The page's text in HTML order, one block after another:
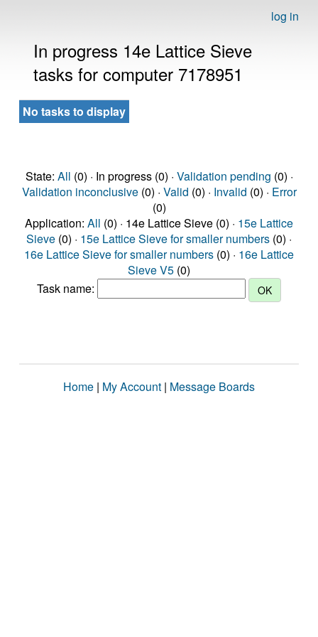
log in
In progress 14e Lattice Sieve
tasks for computer 7178951
No tasks to display
State: All (0) · In progress (0) · Validation pending (0) ·
Validation inconclusive(0) · Valid (0) · Invalid (0) · Error
(0)
Application: All (0) · 14e Lattice Sieve (0) · 15e Lattice
Sieve (0) · 15e Lattice Sieve for smaller numbers (0) ·
16e Lattice Sieve for smaller numbers (0) · 16e Lattice
Sieve V5 (0)
Task name:
Home | My Account | Message Boards